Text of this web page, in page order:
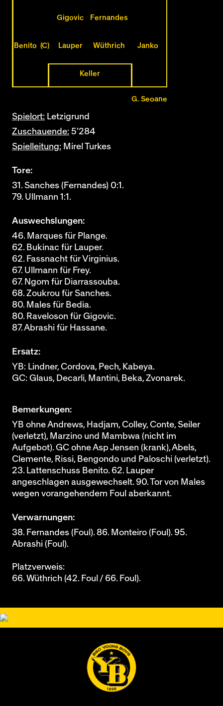
Gigovic Fernandes
Benito (C) Lauper Wüthrich Janko
Keller
G. Seoane
Spielort: Letzigrund
Zuschauende: 5'284
Spielleitung: Mirel Turkes
Tore:
31. Sanches (Fernandes) 0:1.
79. Ullmann 1:1.
Auswechslungen:
46. Marques für Plange.
62. Bukinac für Lauper.
62. Fassnacht für Virginius.
67. Ullmann für Frey.
67. Ngom für Diarrassouba.
68. Zoukrou für Sanches.
80. Males für Bedia.
80. Raveloson für Gigovic.
87. Abrashi für Hassane.
Ersatz:
YB: Lindner, Cordova, Pech, Kabeya.
GC: Glaus, Decarli, Mantini, Beka, Zvonarek.
Bemerkungen:
YB ohne Andrews, Hadjam, Colley, Conte, Seiler
(verletzt), Marzino und Mambwa (nicht im
Aufgebot). GC ohne Asp Jensen (krank), Abels,
Clemente, Rissi, Bengondo und Paloschi (verletzt).
23. Lattenschuss Benito. 62. Lauper
angeschlagen ausgewechselt. 90. Tor von Males
wegen vorangehendem Foul aberkannt.
Verwarnungen:
38. Fernandes (Foul). 86. Monteiro (Foul). 95.
Abrashi (Foul).
Platzverweis:
66. Wüthrich (42. Foul / 66. Foul).